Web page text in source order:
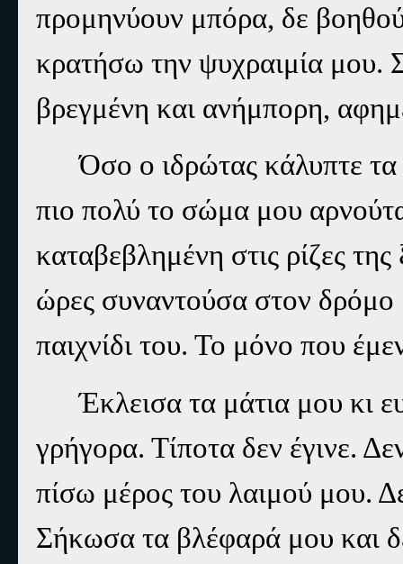
προμηνύουν μπόρα, δε
κρατήσω την ψυχραιμία μου.
βρεγμένη και ανήμπορη,
Όσο ο ιδρώτας κάλυπτε
πιο πολύ το σώμα μου
καταβεβλημένη στις ρίζες
ώρες συναντούσα στον
παιχνίδι του. Το μόνο που
Έκλεισα τα μάτια μου κι
γρήγορα. Τίποτα δεν έγινε.
πίσω μέρος του λαιμού μου.
Σήκωσα τα βλέφαρά μου και